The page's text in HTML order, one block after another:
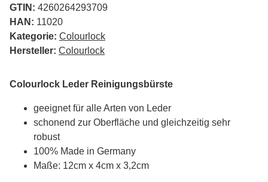
GTIN: 4260264293709
HAN: 11020
Kategorie: Colourlock
Hersteller: Colourlock
Colourlock Leder Reinigungsbürste
geeignet für alle Arten von Leder
schonend zur Oberfläche und gleichzeitig sehr
robust
100% Made in Germany
Maße: 12cm x 4cm x 3,2cm